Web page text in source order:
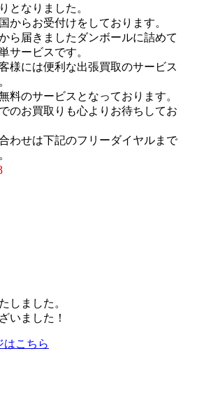
となりました。
からお受付けをしております。
ら届きましたダンボールに詰めて
サービスです。
様には便利な出張買取のサービス
料のサービスとなっております。
のお買取りも心よりお待ちしてお
わせは下記のフリーダイヤルまで
しました。
いました！
はこちら